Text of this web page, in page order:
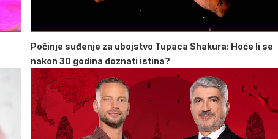
Počinje suđenje za ubojstvo Tupaca Shakura: Hoće li se
nakon 30 godina doznati istina?